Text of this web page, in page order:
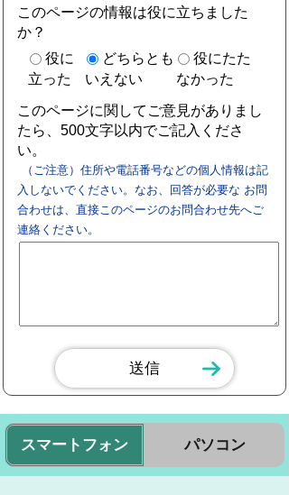
このページの情報は役に立ちました
か？
役に
立った
どちらとも
いえない
役にたた
なかった
このページに関してご意見がありまし
たら、500文字以内でご記入くださ
い。
（ご注意）住所や電話番号などの個人情報は記
入しないでください。なお、回答が必要な お問
合わせは、直接このページのお問合わせ先へご
連絡ください。
スマートフォン パソコン